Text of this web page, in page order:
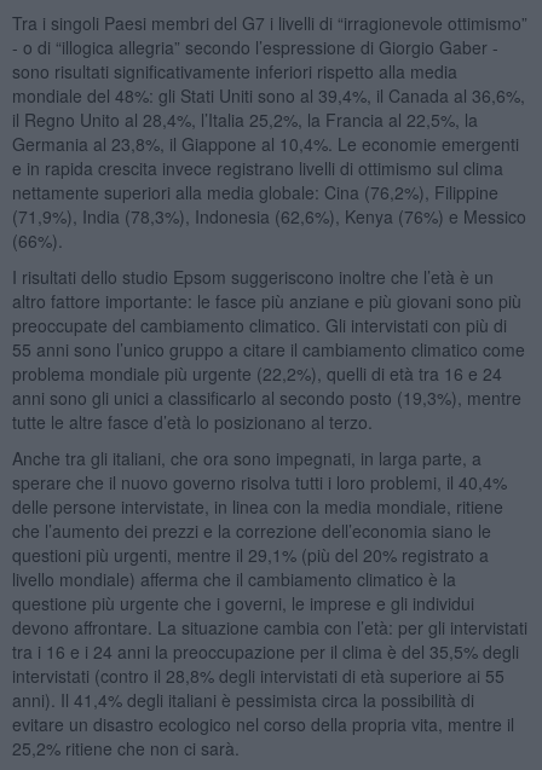
Tra i singoli Paesi membri del G7 i livelli di “irragionevole ottimismo”
- o di “illogica allegria” secondo l’espressione di Giorgio Gaber -
sono risultati significativamente inferiori rispetto alla media
mondiale del 48%: gli Stati Uniti sono al 39,4%, il Canada al 36,6%,
il Regno Unito al 28,4%, l’Italia 25,2%, la Francia al 22,5%, la
Germania al 23,8%, il Giappone al 10,4%. Le economie emergenti
e in rapida crescita invece registrano livelli di ottimismo sul clima
nettamente superiori alla media globale: Cina (76,2%), Filippine
(71,9%), India (78,3%), Indonesia (62,6%), Kenya (76%) e Messico
(66%).
I risultati dello studio Epsom suggeriscono inoltre che l’età è un
altro fattore importante: le fasce più anziane e più giovani sono più
preoccupate del cambiamento climatico. Gli intervistati con più di
55 anni sono l’unico gruppo a citare il cambiamento climatico come
problema mondiale più urgente (22,2%), quelli di età tra 16 e 24
anni sono gli unici a classificarlo al secondo posto (19,3%), mentre
tutte le altre fasce d’età lo posizionano al terzo.
Anche tra gli italiani, che ora sono impegnati, in larga parte, a
sperare che il nuovo governo risolva tutti i loro problemi, il 40,4%
delle persone intervistate, in linea con la media mondiale, ritiene
che l’aumento dei prezzi e la correzione dell’economia siano le
questioni più urgenti, mentre il 29,1% (più del 20% registrato a
livello mondiale) afferma che il cambiamento climatico è la
questione più urgente che i governi, le imprese e gli individui
devono affrontare. La situazione cambia con l’età: per gli intervistati
tra i 16 e i 24 anni la preoccupazione per il clima è del 35,5% degli
intervistati (contro il 28,8% degli intervistati di età superiore ai 55
anni). Il 41,4% degli italiani è pessimista circa la possibilità di
evitare un disastro ecologico nel corso della propria vita, mentre il
25,2% ritiene che non ci sarà.